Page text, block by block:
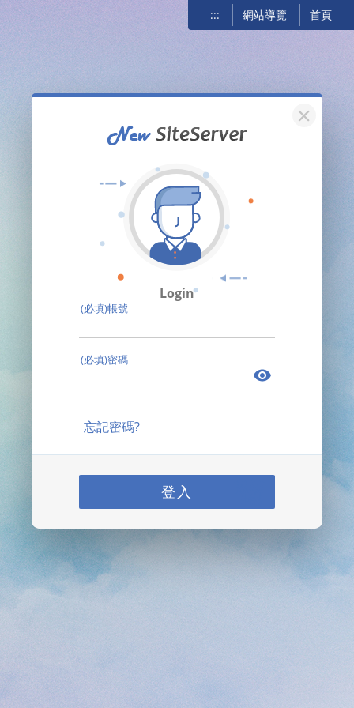
::: 網站導覽 首頁
關閉
Login
(必填)帳號
(必填)密碼
忘記密碼?
登入